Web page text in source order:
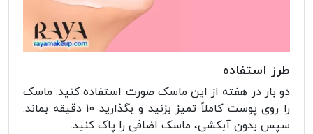
طرز استفاده
دو بار در هفته از این ماسک صورت استفاده کنید. ماسک
را روی پوست کاملاً تمیز بزنید و بگذارید 10 دقیقه بماند.
سپس بدون آبکشی، ماسک اضافی را پاک کنید.